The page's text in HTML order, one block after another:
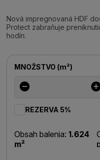
Nová impregnovaná HDF
Protect zabraňuje
hodín.
MNOŽSTVO (m²)
REZERVA 5%
Obsah balenia: 1.624
m²